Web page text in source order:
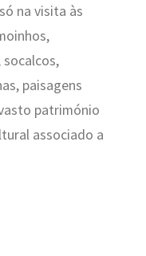
na visita às
paisagens
património
associado a